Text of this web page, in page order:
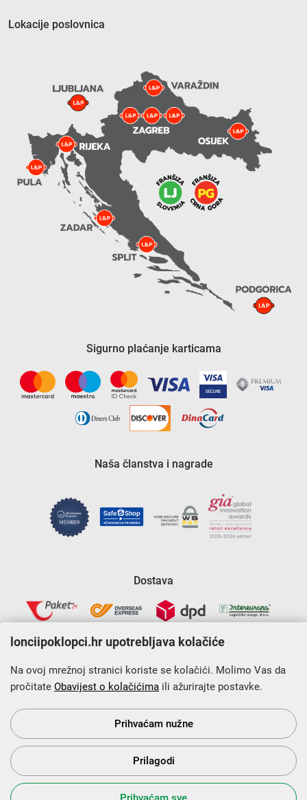
Lokacije poslovnica
Sigurno plaćanje karticama
Naša članstva i nagrade
Dostava
Krajnji primatelj financijskog instrumenta sufinanciranog iz
Europskog fonda za regionalni razvoj u sklopu Operativnog
programa „Konkurentnost i kohezija”.
s Vama od 2014. godine!
lonciipoklopci.hr upotrebljava kolačiće
Na ovoj mrežnoj stranici koriste se kolačići. Molimo Vas da
pročitate Obavijest o kolačićima ili ažurirajte postavke.
Prihvaćam nužne
Prilagodi